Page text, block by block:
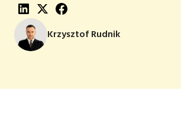
Krzysztof Rudnik